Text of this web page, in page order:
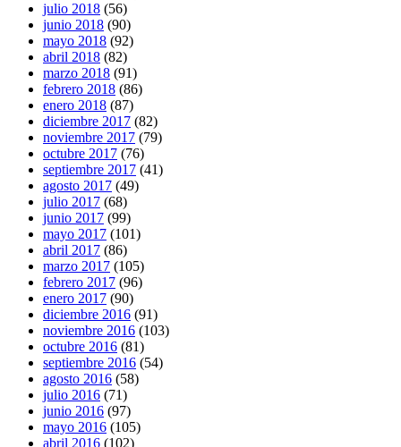
julio 2018 (56)
junio 2018 (90)
mayo 2018 (92)
abril 2018 (82)
marzo 2018 (91)
febrero 2018 (86)
enero 2018 (87)
diciembre 2017 (82)
noviembre 2017 (79)
octubre 2017 (76)
septiembre 2017 (41)
agosto 2017 (49)
julio 2017 (68)
junio 2017 (99)
mayo 2017 (101)
abril 2017 (86)
marzo 2017 (105)
febrero 2017 (96)
enero 2017 (90)
diciembre 2016 (91)
noviembre 2016 (103)
octubre 2016 (81)
septiembre 2016 (54)
agosto 2016 (58)
julio 2016 (71)
junio 2016 (97)
mayo 2016 (105)
abril 2016 (102)